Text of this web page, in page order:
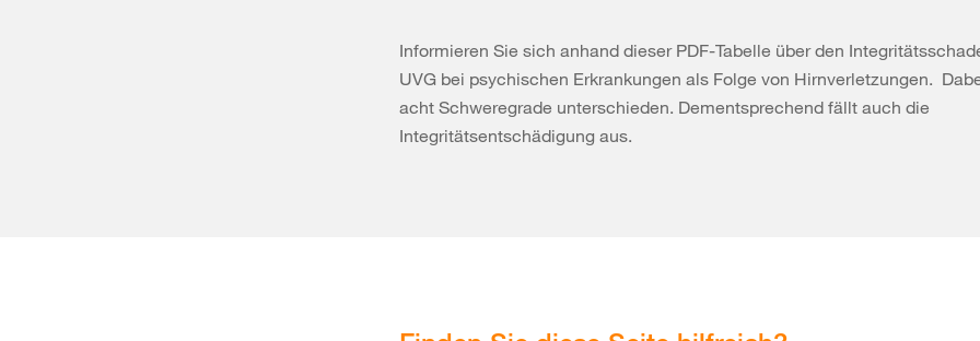
Informieren Sie sich anhand dieser PDF-Tabelle über den
UVG bei psychischen Erkrankungen als Folge von Hirnverletzungen.
acht Schweregrade unterschieden. Dementsprechend fällt auch die
Integritätsentschädigung aus.